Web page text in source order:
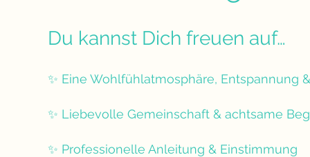
Du kannst Dich freuen auf…
✨ Eine Wohlfühlatmosphäre, Entspannung
✨ Liebevolle Gemeinschaft & achtsame
✨ Professionelle Anleitung & Einstimmung